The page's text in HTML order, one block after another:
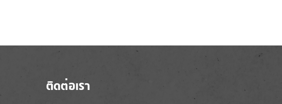
ติดต่อเรา